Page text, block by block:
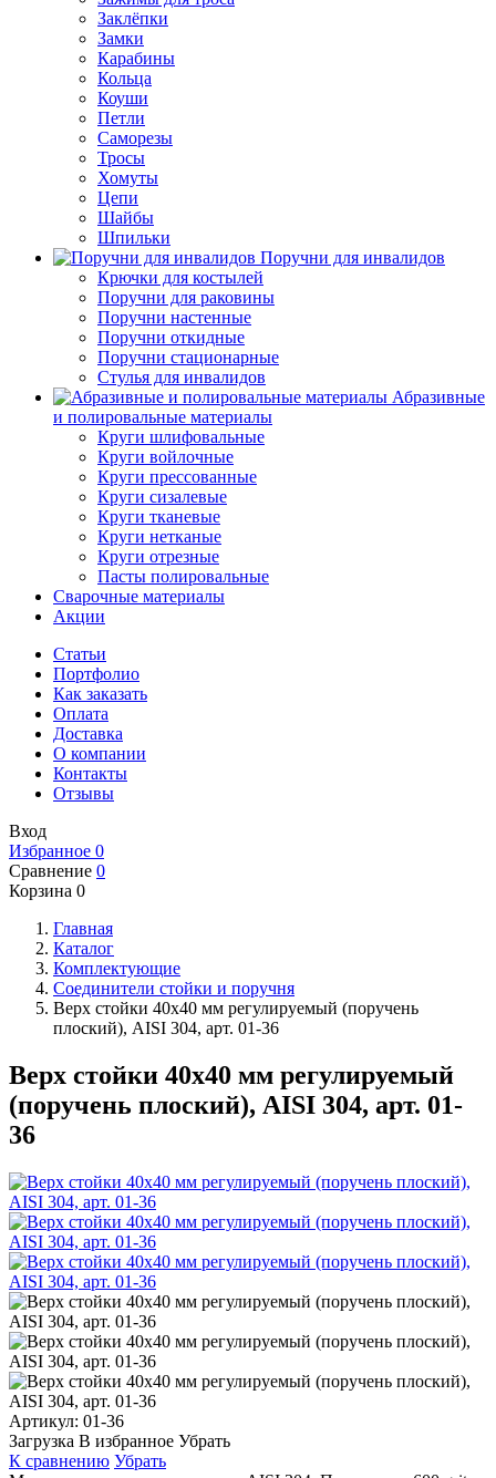
Заклёпки
Замки
Карабины
Кольца
Коуши
Петли
Саморезы
Тросы
Хомуты
Цепи
Шайбы
Шпильки
Поручни для инвалидов
Крючки для костылей
Поручни для раковины
Поручни настенные
Поручни откидные
Поручни стационарные
Стулья для инвалидов
Абразивные
и полировальные материалы
Круги шлифовальные
Круги войлочные
Круги прессованные
Круги сизалевые
Круги тканевые
Круги нетканые
Круги отрезные
Пасты полировальные
Сварочные материалы
Акции
Статьи
Портфолио
Как заказать
Оплата
Доставка
О компании
Контакты
Отзывы
Вход
Избранное 0
Сравнение 0
Корзина 0
Главная
Каталог
Комплектующие
Соединители стойки и поручня
Верх стойки 40х40 мм регулируемый (поручень
плоский), AISI 304, арт. 01-36
Верх стойки 40х40 мм регулируемый
(поручень плоский), AISI 304, арт. 01-
36
Артикул: 01-36
Загрузка В избранное Убрать
К сравнению Убрать